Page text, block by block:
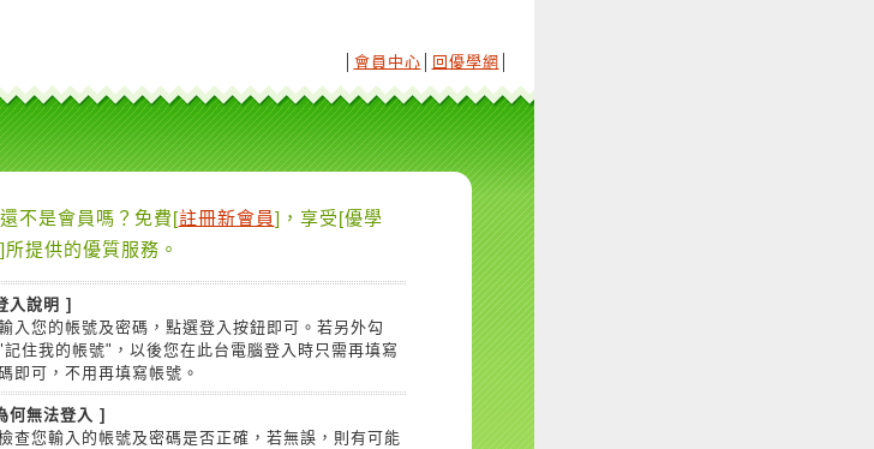
會員中心 回優學網
不是會員嗎？免費[註冊新會員]，享受[優學
所提供的優質服務。
入說明 ]
入您的帳號及密碼，點選登入按鈕即可。若另外勾
記住我的帳號"，以後您在此台電腦登入時只需再填寫
即可，不用再填寫帳號。
何無法登入 ]
查您輸入的帳號及密碼是否正確，若無誤，則有可能